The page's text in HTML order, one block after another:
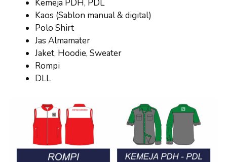
Kemeja PDH, PDL
Kaos (Sablon manual & digital)
Polo Shirt
Jas Almamater
Jaket, Hoodie, Sweater
Rompi
DLL